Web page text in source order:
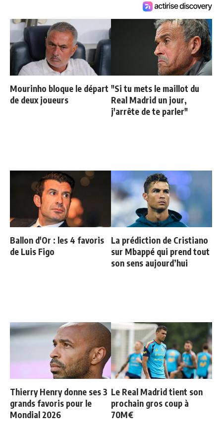
Mourinho bloque le départ
de deux joueurs
"Si tu mets le maillot du
Real Madrid un jour,
j'arrête de te parler"
Ballon d'Or : les 4 favoris
de Luis Figo
La prédiction de Cristiano
sur Mbappé qui prend tout
son sens aujourd’hui
Thierry Henry donne ses 3
grands favoris pour le
Mondial 2026
Le Real Madrid tient son
prochain gros coup à
70M€